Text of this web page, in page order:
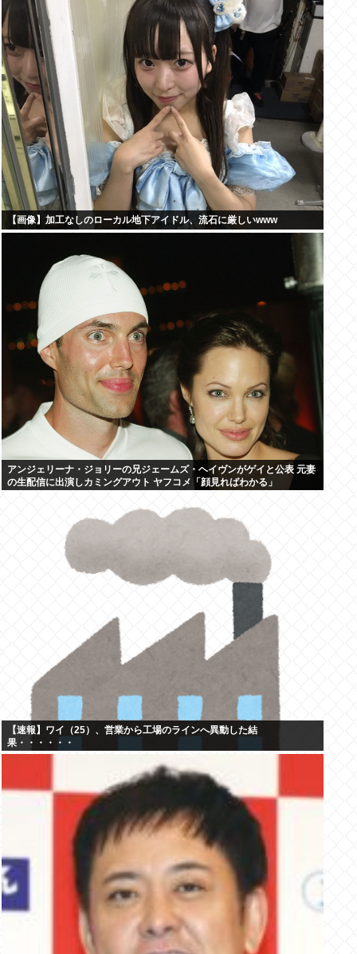
【画像】加工なしのローカル地下アイドル、流石に厳しいwww
アンジェリーナ・ジョリーの兄ジェームズ・ヘイヴンがゲイと公表 元妻
の生配信に出演しカミングアウト ヤフコメ「顔見ればわかる」
【速報】ワイ（25）、営業から工場のラインへ異動した結
果・・・・・・